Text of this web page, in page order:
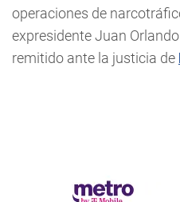
operaciones de
expresidente Juan
remitido ante la justicia de